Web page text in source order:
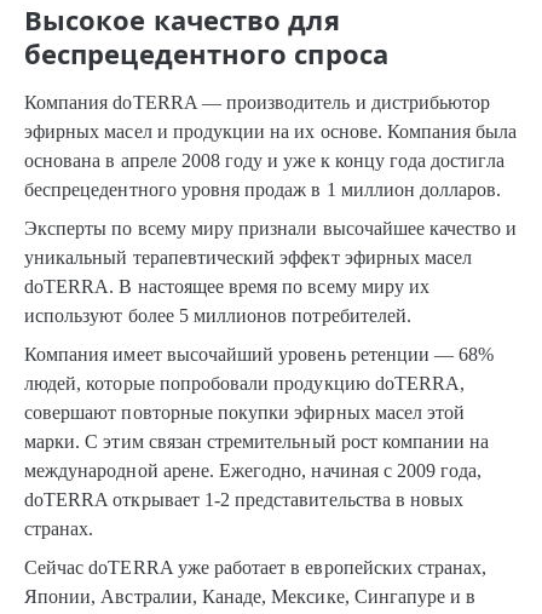
Высокое качество для
беспрецедентного спроса
Компания doTERRA — производитель и дистрибьютор
эфирных масел и продукции на их основе. Компания была
основана в апреле 2008 году и уже к концу года достигла
беспрецедентного уровня продаж в 1 миллион долларов.
Эксперты по всему миру признали высочайшее качество и
уникальный терапевтический эффект эфирных масел
doTERRA. В настоящее время по всему миру их
используют более 5 миллионов потребителей.
Компания имеет высочайший уровень ретенции — 68%
людей, которые попробовали продукцию doTERRA,
совершают повторные покупки эфирных масел этой
марки. С этим связан стремительный рост компании на
международной арене. Ежегодно, начиная с 2009 года,
doTERRA открывает 1-2 представительства в новых
странах.
Сейчас doTERRA уже работает в европейских странах,
Японии, Австралии, Канаде, Мексике, Сингапуре и в